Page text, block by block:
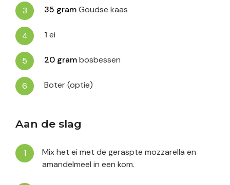
35 gramGoudse kaas
1 ei
20 grambosbessen
Boter (optie)
Aan de slag
Mix het ei met de geraspte mozzarella en
amandelmeel in een kom.